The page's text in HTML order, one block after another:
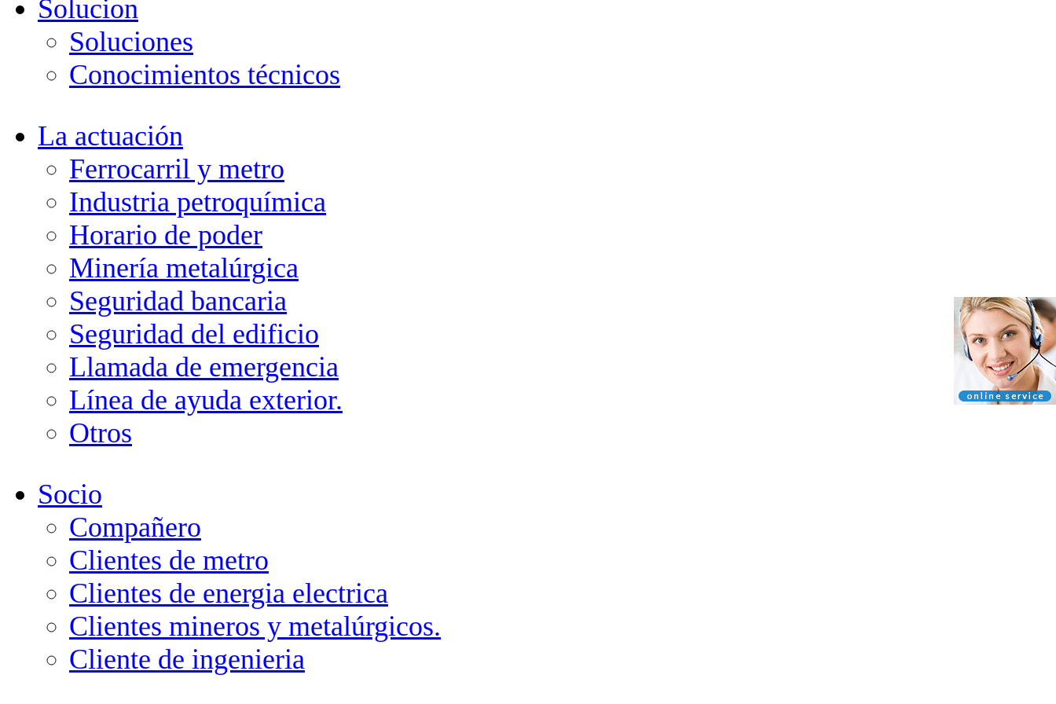
Solucion
Soluciones
Conocimientos técnicos
La actuación
Ferrocarril y metro
Industria petroquímica
Horario de poder
Minería metalúrgica
Seguridad bancaria
Seguridad del edificio
Llamada de emergencia
Línea de ayuda exterior.
Otros
Socio
Compañero
Clientes de metro
Clientes de energia electrica
Clientes mineros y metalúrgicos.
Cliente de ingenieria